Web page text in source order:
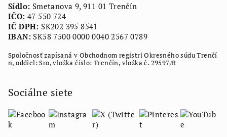
Sídlo: Smetanova 9, 911 01 Trenčín
IČO: 47 550 724
IČ DPH: SK202 395 8541
IBAN: SK58 7500 0000 0040 2567 0789
Spoločnosť zapísaná v Obchodnom registri Okresného súdu Trenčí
n, oddiel: Sro, vložka číslo: Trenčín, vložka č. 29597/R
Sociálne siete